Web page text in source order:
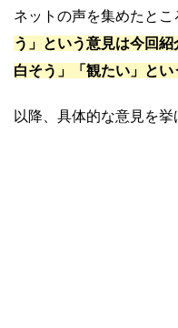
ネットの声を集めたとこ
う」 という意見は今回
白そう」「観たい」とい
以降、具体的な意見を挙